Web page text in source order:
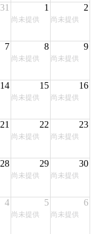
31 1
尚未提供
2
尚未提供
7 8
尚未提供
9
尚未提供
14 15
尚未提供
16
尚未提供
21 22
尚未提供
23
尚未提供
28 29
尚未提供
30
尚未提供
4 5
尚未提供
6
尚未提供